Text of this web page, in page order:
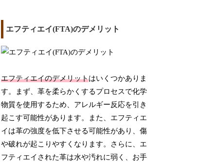
エフティエイ(FTA)のデメリット
エフティエイのデメリットはいくつかありま
す。まず、革を柔らかくするプロセスで化学
物質を使用するため、アレルギー反応を引き
起こす可能性があります。また、エフティエ
イは革の強度を低下させる可能性があり、傷
や破れが起こりやすくなります。さらに、エ
フティエイされた革は水や汚れに弱く、お手